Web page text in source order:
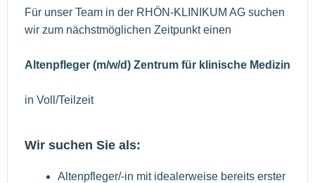
Für unser Team in der RHÖN-KLINIKUM AG suchen
wir zum nächstmöglichen Zeitpunkt einen
Altenpfleger (m/w/d) Zentrum für klinische Medizin
in Voll/Teilzeit
Wir suchen Sie als:
Altenpfleger/-in mit idealerweise bereits erster